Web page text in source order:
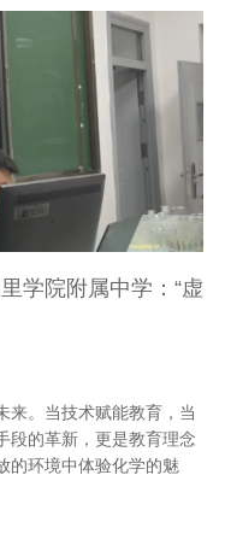
学院附属中学：“虚
来。当技术赋能教育，当
段的革新，更是教育理念
环境中体验化学的魅